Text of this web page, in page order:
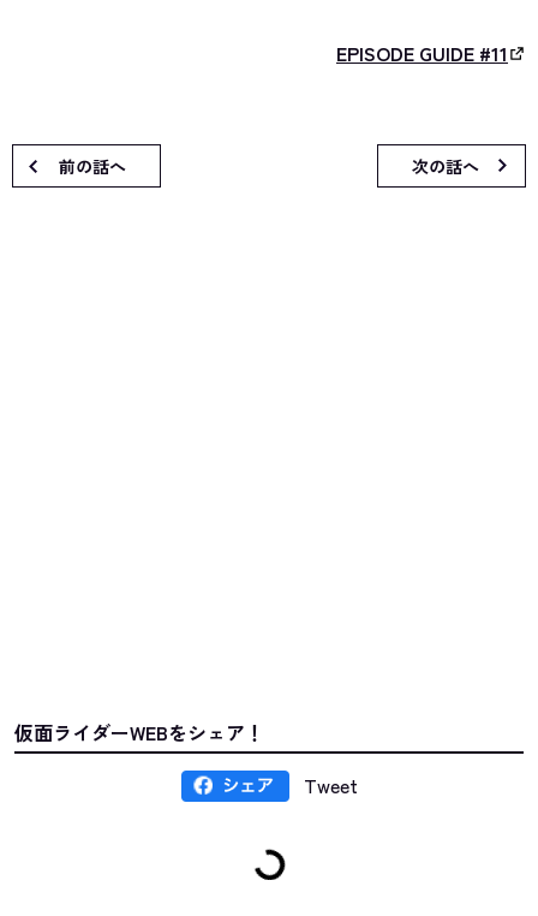
EPISODE GUIDE #11
前の話へ 次の話へ
仮面ライダーWEBをシェア！
Tweet